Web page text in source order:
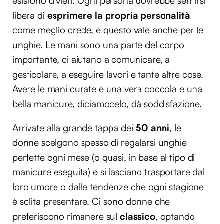
libera di esprimere la propria personalità
come meglio crede, e questo vale anche per le
unghie. Le mani sono una parte del corpo
importante, ci aiutano a comunicare, a
gesticolare, a eseguire lavori e tante altre cose.
Avere le mani curate è una vera coccola e una
bella manicure, diciamocelo, dà soddisfazione.
Arrivate alla grande tappa dei 50 anni, le
donne scelgono spesso di regalarsi unghie
perfette ogni mese (o quasi, in base al tipo di
manicure eseguita) e si lasciano trasportare dal
loro umore o dalle tendenze che ogni stagione
è solita presentare. Ci sono donne che
preferiscono rimanere sul classico, optando